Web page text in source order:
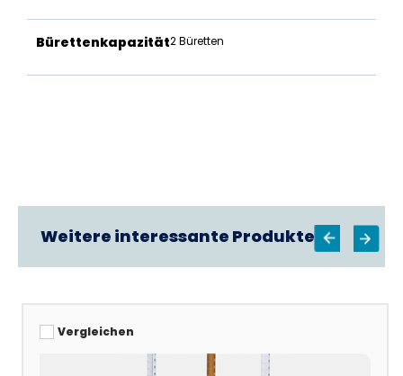
Bürettenkapazität2 Büretten
Weitere interessante Produkte
Vergleichen